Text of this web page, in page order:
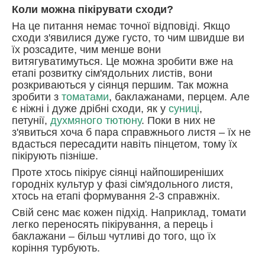
Коли можна пікірувати сходи?
На це питання немає точної відповіді. Якщо
сходи з'явилися дуже густо, то чим швидше ви
їх розсадите, чим менше вони
витягуватимуться. Це можна зробити вже на
етапі розвитку сім'ядольних листів, вони
розкриваються у сіянця першим. Так можна
зробити з томатами, баклажанами, перцем. Але
є ніжні і дуже дрібні сходи, як у суниці,
петунії, духмяного тютюну. Поки в них не
з'явиться хоча б пара справжнього листя – їх не
вдасться пересадити навіть пінцетом, тому їх
пікірують пізніше.
Проте хтось пікірує сіянці найпоширеніших
городніх культур у фазі сім'ядольного листя,
хтось на етапі формування 2-3 справжніх.
Свій сенс має кожен підхід. Наприклад, томати
легко переносять пікірування, а перець і
баклажани – більш чутливі до того, що їх
коріння турбують.